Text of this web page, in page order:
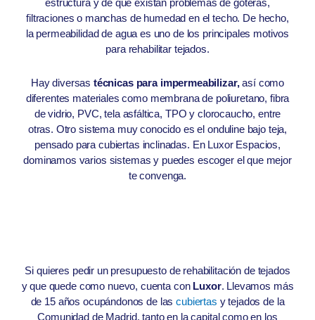
filtraciones o manchas de humedad en el techo. De hecho,
la permeabilidad de agua es uno de los principales motivos
para rehabilitar tejados.
Hay diversas técnicas para impermeabilizar,así como
diferentes materiales como membrana de poliuretano, fibra
de vidrio, PVC, tela asfáltica, TPO y clorocaucho, entre
otras. Otro sistema muy conocido es el onduline bajo teja,
pensado para cubiertas inclinadas. En Luxor Espacios,
dominamos varios sistemas y puedes escoger el que mejor
te convenga.
Si quieres pedir un presupuesto de rehabilitación de tejados
y que quede como nuevo, cuenta con Luxor. Llevamos más
de 15 años ocupándonos de lascubiertas y tejados de la
Comunidad de Madrid, tanto en la capital como en los